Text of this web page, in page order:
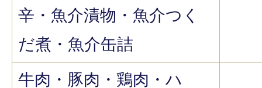
辛・魚介漬物・魚介つく
だ煮・魚介缶詰
牛肉・豚肉・鶏肉・ハ